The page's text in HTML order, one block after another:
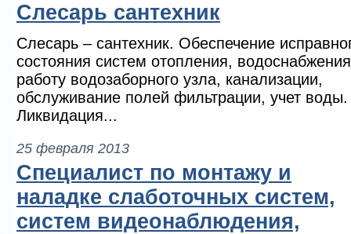
Слесарь сантехник
Слесарь – сантехник. Обеспечение
состояния систем отопления,
работу водозаборного узла, канализации,
обслуживание полей фильтрации, учет воды.
Ликвидация...
25 февраля 2013
Специалист по монтажу и
наладке слаботочных систем,
систем видеонаблюдения,